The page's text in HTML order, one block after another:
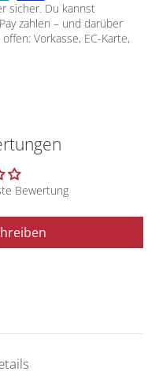
sicher. Du kannst
zahlen – und darüber
Vorkasse, EC-Karte,
Bewertung